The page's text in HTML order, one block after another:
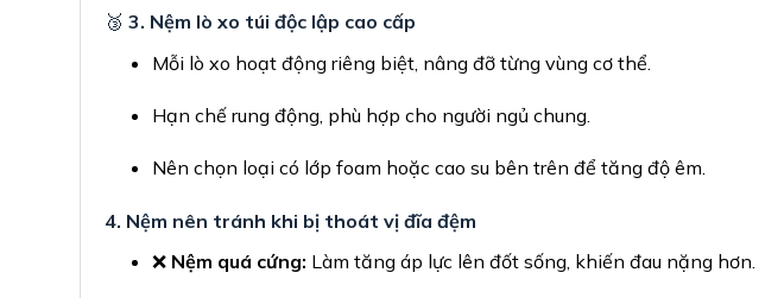
🥉3. Nệm lò xo túi độc lập cao cấp
Mỗi lò xo hoạt động riêng biệt, nâng đỡ từng vùng cơ thể.
Hạn chế rung động, phù hợp cho người ngủ chung.
Nên chọn loại có lớp foam hoặc cao su bên trên để tăng độ êm.
4. Nệm nên tránh khi bị thoát vị đĩa đệm
❌ Nệm quá cứng: Làm tăng áp lực lên đốt sống, khiến đau nặng hơn.